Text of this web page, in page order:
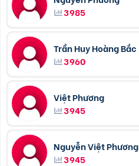
3985
Trần Huy Hoàng Bắc
3960
Việt Phương
3945
Nguyễn Việt Phương
3945